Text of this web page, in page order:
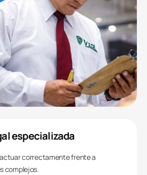
especializada
correctamente frente a
complejos.